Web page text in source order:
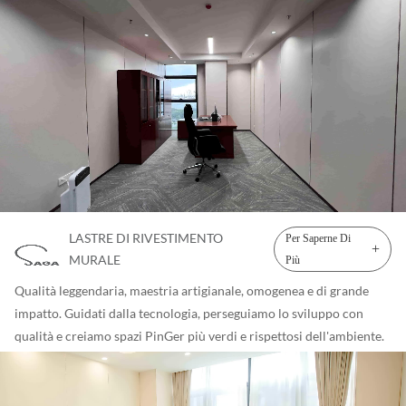
Rivestimenti murali in vinile rigido
rivestimento murale Rigid Sheet Wall Protection è il
nostro prodotto più popolare. Progettato per una
resistenza agli urti superiore, Rigid Sheet mantiene le tue
pareti protette e impeccabili per gli anni a venire.
Disponibile in vinile rigido o PETG per un'alternativa
sostenibile. Materiale: Senza PVC Informazioni sui
pannelli da parete Pinger ●Spessore: 1 mm 1,2 mm 1,5 mm
2 mm 2,5 mm 3 mm ●Dimensioni: Colore unito: 1,22*2,8
m/foglio, 1,22*2,44 m/foglio colore del legno: 1,18*2,8
m/foglio, 1,18*2,44 m/foglio ●La lunghezza può essere
tagliata secondo la vostra richiesta ● Finitura superficiale:
Texture a strisce ●Il colore è ricco: è possibile realizzare il
colore OEM secondo la vostra richiesta Luoghi applicabili:
Ospedale, hotel, aeroporto, palazzo uffici di lusso, villa di
lusso, asilo nido, scuola, palazzetto dello sport, fabbrica,
aereo, treno ad alta velocità, puleggia allentata, luogo
pubblico e così via. Dati tecnici e caratteristiche del
LASTRE DI RIVESTIMENTO
MURALE
Per Saperne Di
Più
+
Qualità leggendaria, maestria artigianale, omogenea e di grande
impatto. Guidati dalla tecnologia, perseguiamo lo sviluppo con
qualità e creiamo spazi PinGer più verdi e rispettosi dell'ambiente.
Nome del prodotto: Rivestimento murale in vinile antibatterico
Installazione del pannello a parete Pinger L'installazione è